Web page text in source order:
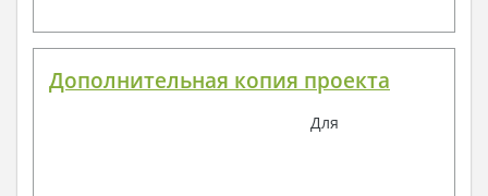
Дополнительная копия проекта
Для